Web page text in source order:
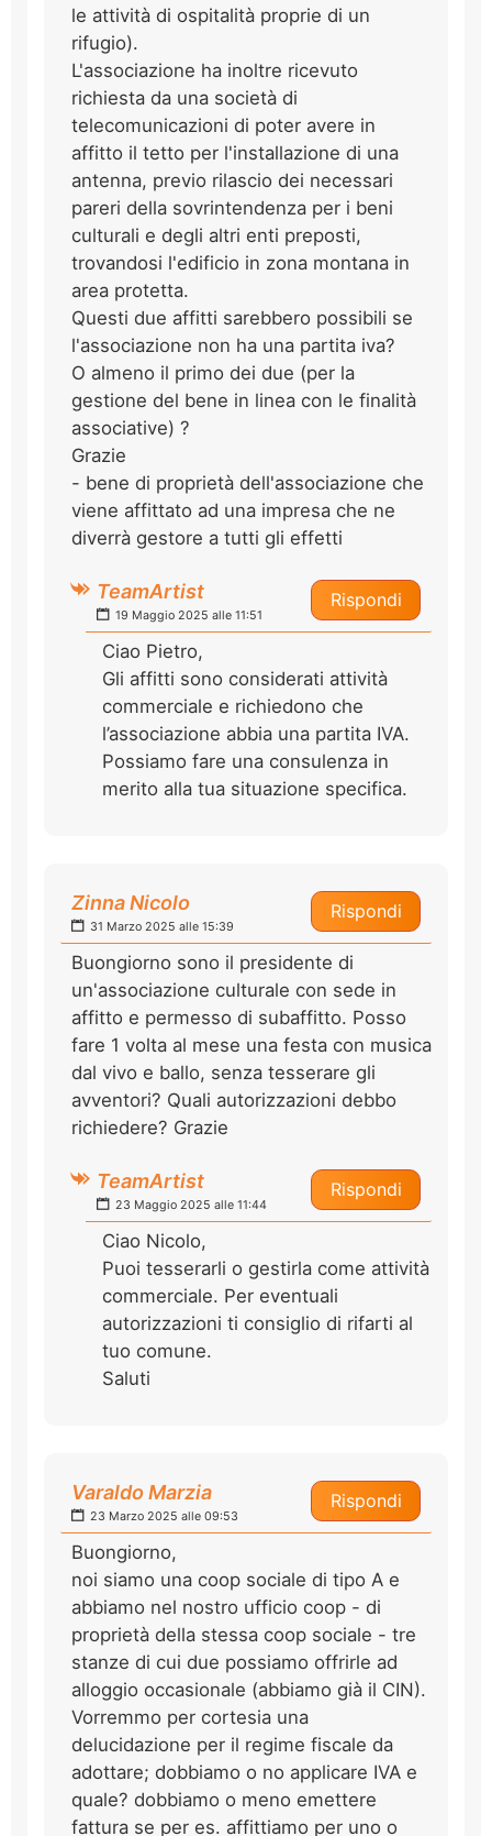
le attività di ospitalità proprie di un
rifugio).
L'associazione ha inoltre ricevuto
richiesta da una società di
telecomunicazioni di poter avere in
affitto il tetto per l'installazione di una
antenna, previo rilascio dei necessari
pareri della sovrintendenza per i beni
culturali e degli altri enti preposti,
trovandosi l'edificio in zona montana in
area protetta.
Questi due affitti sarebbero possibili se
l'associazione non ha una partita iva?
O almeno il primo dei due (per la
gestione del bene in linea con le finalità
associative) ?
Grazie
- bene di proprietà dell'associazione che
viene affittato ad una impresa che ne
diverrà gestore a tutti gli effetti
Rispondi
TeamArtist
19 Maggio 2025 alle 11:51
Ciao Pietro,
Gli affitti sono considerati attività
commerciale e richiedono che
l’associazione abbia una partita IVA.
Possiamo fare una consulenza in
merito alla tua situazione specifica.
Rispondi
Zinna Nicolo
31 Marzo 2025 alle 15:39
Buongiorno sono il presidente di
un'associazione culturale con sede in
affitto e permesso di subaffitto. Posso
fare 1 volta al mese una festa con musica
dal vivo e ballo, senza tesserare gli
avventori? Quali autorizzazioni debbo
richiedere? Grazie
Rispondi
TeamArtist
23 Maggio 2025 alle 11:44
Ciao Nicolo,
Puoi tesserarli o gestirla come attività
commerciale. Per eventuali
autorizzazioni ti consiglio di rifarti al
tuo comune.
Saluti
Rispondi
Varaldo Marzia
23 Marzo 2025 alle 09:53
Buongiorno,
noi siamo una coop sociale di tipo A e
abbiamo nel nostro ufficio coop - di
proprietà della stessa coop sociale - tre
stanze di cui due possiamo offrirle ad
alloggio occasionale (abbiamo già il CIN).
Vorremmo per cortesia una
delucidazione per il regime fiscale da
adottare; dobbiamo o no applicare IVA e
quale? dobbiamo o meno emettere
fattura se per es. affittiamo per uno o